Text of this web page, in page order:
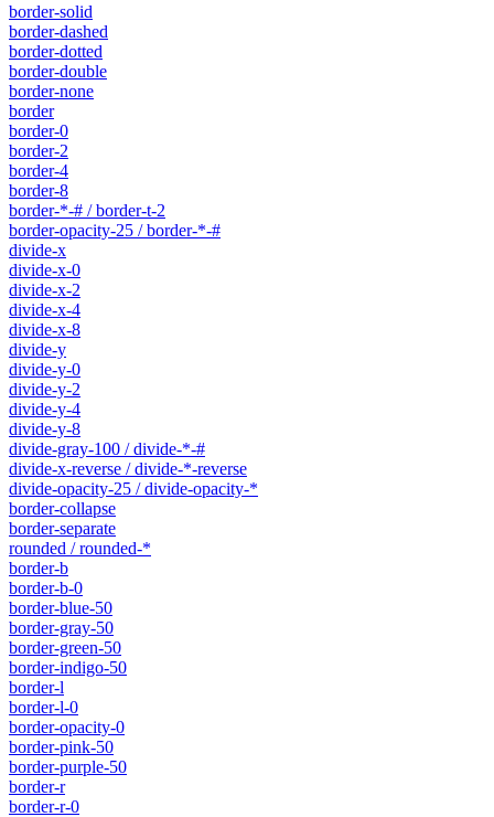
border-solid
border-dashed
border-dotted
border-double
border-none
border
border-0
border-2
border-4
border-8
border-*-# / border-t-2
border-opacity-25 / border-*-#
divide-x
divide-x-0
divide-x-2
divide-x-4
divide-x-8
divide-y
divide-y-0
divide-y-2
divide-y-4
divide-y-8
divide-gray-100 / divide-*-#
divide-x-reverse / divide-*-reverse
divide-opacity-25 / divide-opacity-*
border-collapse
border-separate
rounded / rounded-*
border-b
border-b-0
border-blue-50
border-gray-50
border-green-50
border-indigo-50
border-l
border-l-0
border-opacity-0
border-pink-50
border-purple-50
border-r
border-r-0